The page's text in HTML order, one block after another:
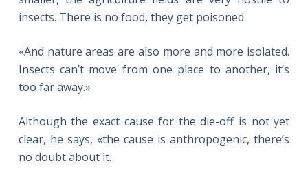
insects. There is no food, they get poisoned.
«And nature areas are also more and more isolated.
Insects can’t move from one place to another, it’s
too far away.»
Although the exact cause for the die-off is not yet
clear, he says, «the cause is anthropogenic, there’s
no doubt about it.